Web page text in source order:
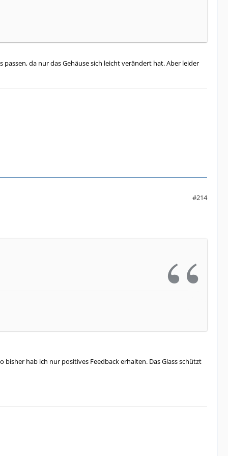
passen, da nur das Gehäuse sich leicht verändert hat. Aber leider
#214
bisher hab ich nur positives Feedback erhalten. Das Glass schützt